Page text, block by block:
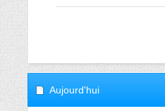
Aujourd'hui